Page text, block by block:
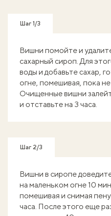
Шаг 1/3
Вишни помойте и
сахарный сироп. Для
воды и добавьте сахар,
огне, помешивая, пока
Очищенные вишни
и отставьте на 3 часа.
Шаг 2/3
Вишни в сиропе
на маленьком огне 10
помешивая и снимая
часа. После этого еще